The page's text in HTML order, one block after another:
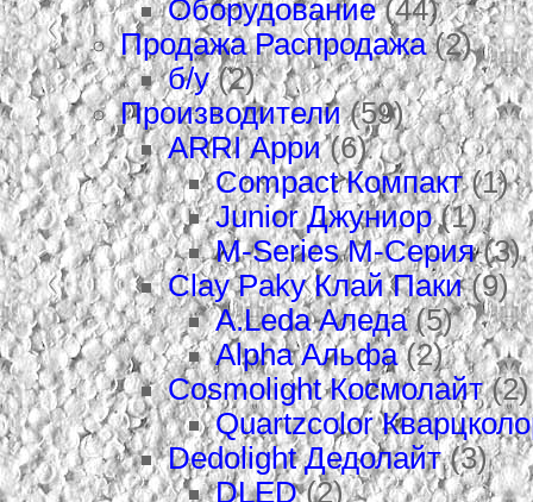
Оборудование(44)
Продажа Распродажа(2)
б/у(2)
Производители(59)
ARRI Арри(6)
Compact Компакт(1)
Junior Джуниор(1)
M-Series М-Серия(3)
Clay Paky Клай Паки(9)
A.Leda Аледа(5)
Alpha Альфа(2)
Cosmolight Космолайт(2)
Quartzcolor
Dedolight Дедолайт(3)
DLED(2)